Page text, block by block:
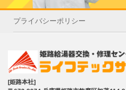
プライバシーポリシー
[姫路本社]